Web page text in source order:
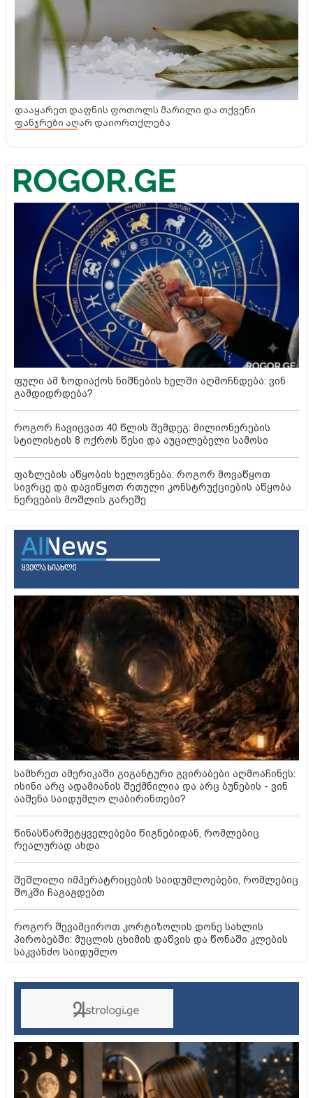
დააყარეთ დაფნის ფოთოლს მარილი და თქვენი
ფანჯრები აღარ დაიორთქლება
ფული ამ ზოდიაქოს ნიშნების ხელში აღმოჩნდება: ვინ
გამდიდრდება?
როგორ ჩავიცვათ 40 წლის შემდეგ: მილიონერების
სტილისტის 8 ოქროს წესი და აუცილებელი სამოსი
ფაზლების აწყობის ხელოვნება: როგორ მოვაწყოთ
სივრცე და დავიწყოთ რთული კონსტრუქციების აწყობა
ნერვების მოშლის გარეშე
სამხრეთ ამერიკაში გიგანტური გვირაბები აღმოაჩინეს:
ისინი არც ადამიანის შექმნილია და არც ბუნების - ვინ
ააშენა საიდუმლო ლაბირინთები?
წინასწარმეტყველებები წიგნებიდან, რომლებიც
რეალურად ახდა
შეშლილი იმპერატრიცების საიდუმლოებები, რომლებიც
შოკში ჩაგაგდებთ
როგორ შევამციროთ კორტიზოლის დონე სახლის
პირობებში: მუცლის ცხიმის დაწვის და წონაში კლების
საკვანძო საიდუმლო